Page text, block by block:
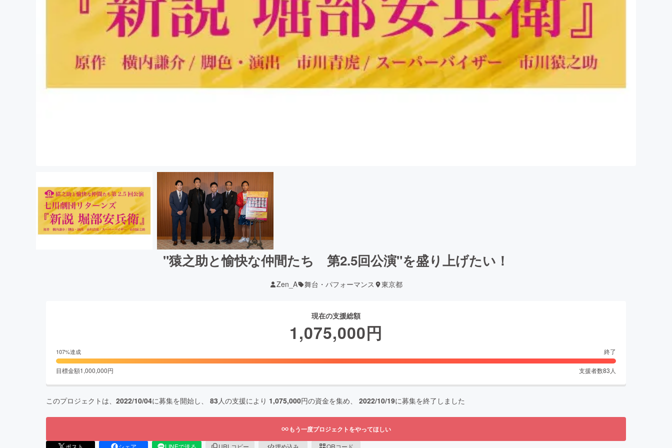
"猿之助と愉快な仲間たち 第2.5回公演"を盛り上げたい！
Zen_A 舞台・パフォーマンス 東京都
現在の支援総額
1,075,000円
107%達成 終了
目標金額1,000,000円 支援者数83 人
このプロジェクトは、 2022/10/04に募集を開始し、 83人の支援により 1,075,000円の資金を集め、 2022/10/19に募集を終了しました
もう一度プロジェクトをやってほしい